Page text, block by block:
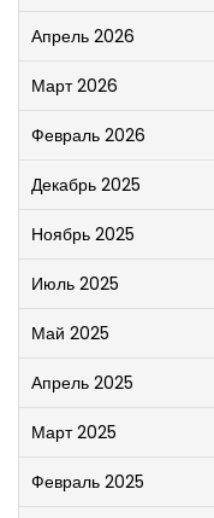
Апрель 2026
Март 2026
Февраль 2026
Декабрь 2025
Ноябрь 2025
Июль 2025
Май 2025
Апрель 2025
Март 2025
Февраль 2025